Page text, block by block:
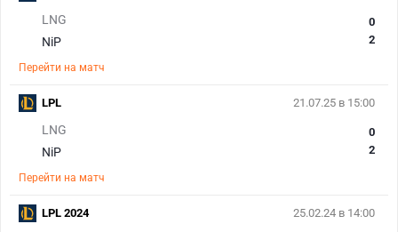
LNG
NiP
0
2
Перейти на матч
21.07.25 в 15:00
LNG
NiP
0
2
Перейти на матч
LPL
25.02.24 в 14:00
LPL 2024